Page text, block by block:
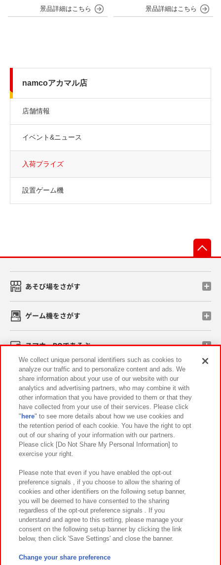
namcoアカマル店
店舗情報
イベント&ニュース
入荷プライズ
設置ゲーム機
あそび場をさがす
ゲーム機をさがす
スマホ・PCであそぶ
イベント・キャンペーン
関連会社 サステナビリティ サイトポリシー
プライバシーポリシー ウェブアクセシビリティ方針と検証結果
お取引先さまとともに
カスタマーハラスメント対応方針 よくあるご質問・お問い合わせ
©Bandai Namco Amusement Inc.
©Bandai Namco Amusement Lab Inc.
We collect unique personal identifiers such as cookies to
analyze our traffic and to personalize content and ads. We
share information about your use of our website with our
analytics and advertising partners, who may combine it with
other information that you have provided to them or that they
have collected from your use of their services. Please click
" here" to see more details about how we use cookies and
the retention period of each cookie. You have the right to opt
out of our sharing of your information with our partners.
Please click [Do Not Share My Personal Information] to
exercise your right.
Please note that even if you have enabled the opt-out
preference signals , if you choose to allow the sharing of
cookies and other identifiers on the following setup banner,
you will be deemed to have consented to the sharing
regardless of the opt-out preference signals . If you
understand and agree to this setting, please manage your
consent on the following setup banner by clicking the link
below, then click 'Save Settings' and close the banner.
Change your share preference